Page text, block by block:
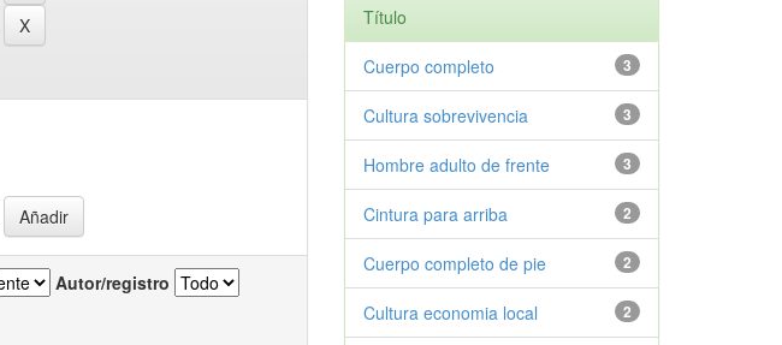
Autor/registro
Título
3
Cuerpo completo
3
Cultura sobrevivencia
3
Hombre adulto de frente
2
Cintura para arriba
2
Cuerpo completo de pie
2
Cultura economia local